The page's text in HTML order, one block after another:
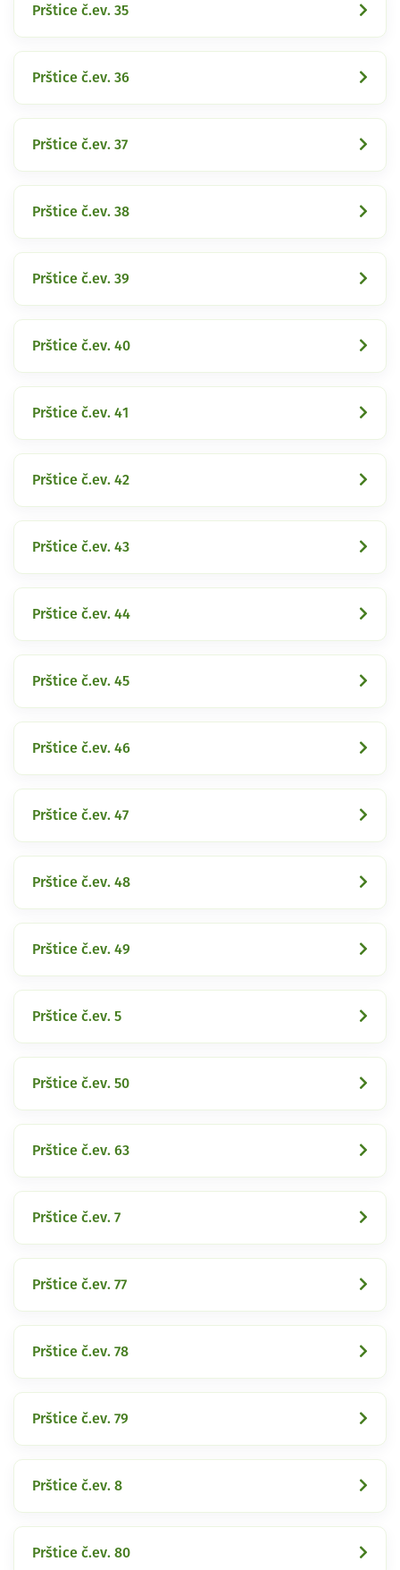
Prštice č.ev. 35
Prštice č.ev. 36
Prštice č.ev. 37
Prštice č.ev. 38
Prštice č.ev. 39
Prštice č.ev. 40
Prštice č.ev. 41
Prštice č.ev. 42
Prštice č.ev. 43
Prštice č.ev. 44
Prštice č.ev. 45
Prštice č.ev. 46
Prštice č.ev. 47
Prštice č.ev. 48
Prštice č.ev. 49
Prštice č.ev. 5
Prštice č.ev. 50
Prštice č.ev. 63
Prštice č.ev. 7
Prštice č.ev. 77
Prštice č.ev. 78
Prštice č.ev. 79
Prštice č.ev. 8
Prštice č.ev. 80